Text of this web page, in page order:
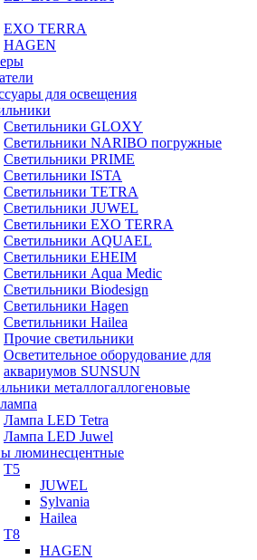
EXO TERRA
HAGEN
для освещения
Светильники GLOXY
Светильники NARIBO погружные
Светильники PRIME
Светильники ISTA
Светильники TETRA
Светильники JUWEL
Светильники EXO TERRA
Светильники AQUAEL
Светильники EHEIM
Светильники Aqua Medic
Светильники Biodesign
Светильники Hagen
Светильники Hailea
Прочие светильники
Осветительное оборудование для
аквариумов SUNSUN
металлогаллогеновые
Лампа LED Tetra
Лампа LED Juwel
люминесцентные
T5
JUWEL
Sylvania
Hailea
T8
HAGEN